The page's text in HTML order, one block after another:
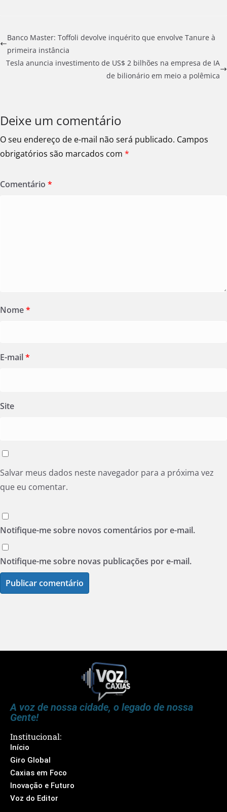
Banco Master: Toffoli devolve inquérito que envolve Tanure à
primeira instância
Tesla anuncia investimento de US$ 2 bilhões na empresa de IA
de bilionário em meio a polêmica
Deixe um comentário
O seu endereço de e-mail não será publicado. Campos
obrigatórios são marcados com *
Comentário *
Nome*
E-mail*
Site
Salvar meus dados neste navegador para a próxima vez
que eu comentar.
Notifique-me sobre novos comentários por e-mail.
Notifique-me sobre novas publicações por e-mail.
A voz de nossa cidade, o legado de nossa
Gente!
Institucional:
Início
Giro Global
Caxias em Foco
Inovação e Futuro
Voz do Editor